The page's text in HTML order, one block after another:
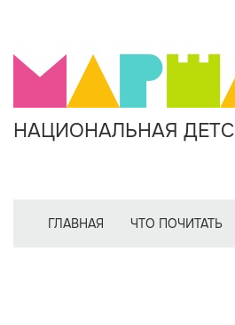
НАЦИОНАЛЬНАЯ
ГЛАВНАЯ ЧТО ПОЧИТАТЬ